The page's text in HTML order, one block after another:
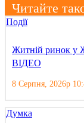
Читайте
Події
Житній ринок у
ВІДЕО
8 Серпня, 2026р
Думка